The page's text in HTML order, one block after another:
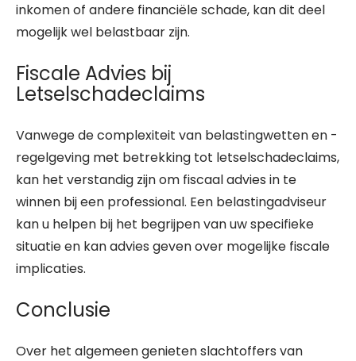
inkomen of andere financiële schade, kan dit deel
mogelijk wel belastbaar zijn.
Fiscale Advies bij
Letselschadeclaims
Vanwege de complexiteit van belastingwetten en -
regelgeving met betrekking tot letselschadeclaims,
kan het verstandig zijn om fiscaal advies in te
winnen bij een professional. Een belastingadviseur
kan u helpen bij het begrijpen van uw specifieke
situatie en kan advies geven over mogelijke fiscale
implicaties.
Conclusie
Over het algemeen genieten slachtoffers van